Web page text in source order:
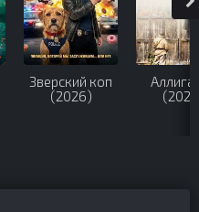
Зверский коп
(2026)